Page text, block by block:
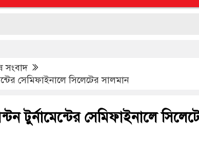
সংবাদ
সেমিফাইনালে সিলেটের সালমান
টুর্নামেন্টের সেমিফাইনালে